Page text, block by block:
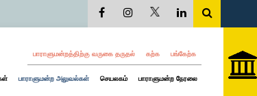
பாராளுமன்றத்திற்கு வருகை தருதல் கற்க பங்கேற்க
பாராளுமன்ற அலுவல்கள் செயலகம் பாராளுமன்ற நேரலை